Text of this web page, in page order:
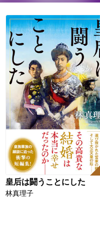
皇后は闘うことにした
林真理子